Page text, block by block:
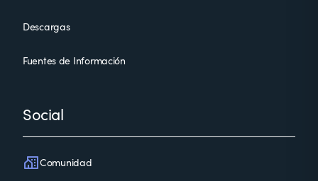
Descargas
Fuentes de Información
Social
Comunidad